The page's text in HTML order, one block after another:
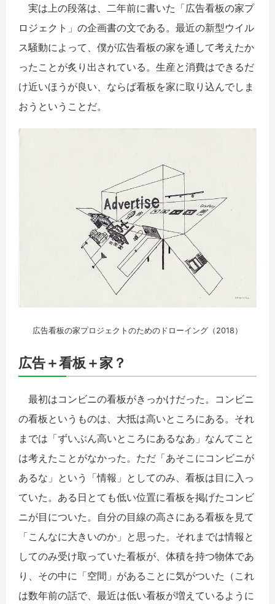
実は上の段落は、二年前に書いた「広告看板の家プ
ロジェクト」の企画書の文である。 最近の新型ウイル
ス騒動によって、僕が広告看板の家を通して考えたか
ったことが炙り出されている。生産と消費はできるだ
け近いほうが良い、ならば看板を家に取り込んでしま
おうということだ。
広告看板の家プロジェクトのためのドローイング（2018）
広告＋看板＋家？
最初はコンビニの看板がきっかけだった。コンビニ
の看板というものは、大抵は高いところにある。それ
までは「ずいぶん高いところにあるなあ」なんてこと
は考えたことがなかった。ただ「あそこにコンビニが
あるな」という「情報」としてのみ、看板は目に入っ
ていた。ある日とても低い位置に看板を掲げたコンビ
ニが目についた。自分の目線の高さにある看板を見て
「こんなに大きいのか」と思った。それまでは情報と
してのみ受け取っていた看板が、体積を持つ物体であ
り、その中に「空間」があることに気がついた（これ
は数年前の話で、最近は低い看板が増えているように